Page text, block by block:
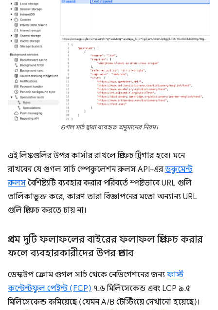
গুগল সার্চ দ্বারা ব্যবহৃত অনুমানের নিয়ম।
এই লিঙ্কগুলির উপর কার্সার রাখলে প্রিফেচ ট্রিগার হবে। মনে
রাখবেন যে গুগল সার্চ স্পেকুলেশন রুলস API-এরডকুমেন্ট
রুলস বৈশিষ্ট্যটি ব্যবহার করার পরিবর্তে স্পষ্টভাবে URL গুলি
তালিকাভুক্ত করে, কারণ তারা বিজ্ঞাপনের মতো অন্যান্য URL
গুলি প্রিফেচ করতে চায় না।
প্রথম দুটি ফলাফলের বাইরের ফলাফল প্রিফেচ করার
ফলে ব্যবহারকারীদের উপর প্রভাব
ডেস্কটপ ক্রোম গুগল সার্চ থেকে নেভিগেশনের জন্য ফার্স্ট
কন্টেন্টফুল পেইন্ট (FCP) ৭.৬ মিলিসেকেন্ড এবং LCP ৯.৫
মিলিসেকেন্ড কমিয়েছে (যেমন A/B টেস্টিংয়ে দেখানো হয়েছে)।